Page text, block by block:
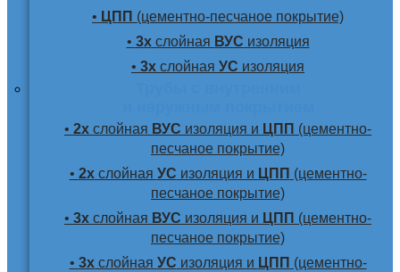
• ЦПП (цементно-песчаное покрытие)
• 3хслойная ВУС изоляция
• 3х слойная УС изоляция
• 2х слойная ВУС изоляция и ЦПП (цементно-
песчаное покрытие)
• 2хслойная УС изоляция и ЦПП (цементно-
песчаное покрытие)
• 3х слойная ВУС изоляция и ЦПП (цементно-
песчаное покрытие)
• 3хслойная УС изоляция и ЦПП (цементно-